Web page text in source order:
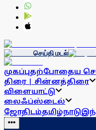
செய்தி மடல்
முகப்புதற்போதைய
திரை | சின்னத்திரை
விளையாட்டு
லைஃப்ஸ்டைல்
ஜோதிடம்தமிழ்நாடு